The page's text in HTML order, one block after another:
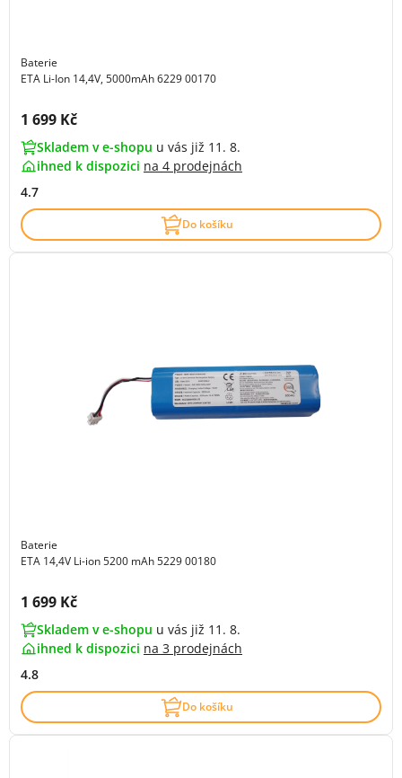
Baterie
ETA Li-Ion 14,4V, 5000mAh 6229 00170
Cena s DPH:
1 699 Kč
Skladem v e-shopu u vás již 11. 8.
ihned k dispozici na 4 prodejnách
4.7
Do košíku
Baterie
ETA 14,4V Li-ion 5200 mAh 5229 00180
Cena s DPH:
1 699 Kč
Skladem v e-shopu u vás již 11. 8.
ihned k dispozici na 3 prodejnách
4.8
Do košíku